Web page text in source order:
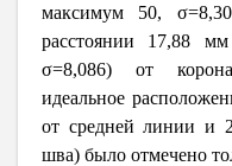
максимум 50,
расстоянии 17,88
σ=8,086) от
идеальное
от средней линии и
шва) было отмечено